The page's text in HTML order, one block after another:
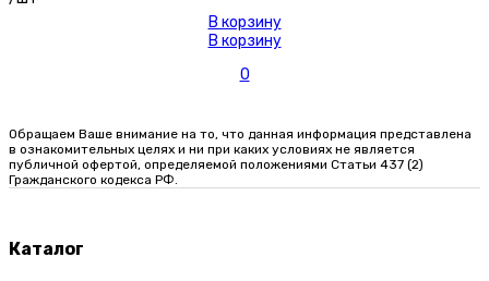
В корзину
В корзину
0
Обращаем Ваше внимание на то, что данная информация представлена
в ознакомительных целях и ни при каких условиях не является
публичной офертой, определяемой положениями Статьи 437 (2)
Гражданского кодекса РФ.
Каталог